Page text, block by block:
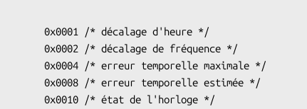
0x0001 /* décalage d'heure */
0x0002 /* décalage de fréquence */
0x0004 /* erreur temporelle maximale */
0x0008 /* erreur temporelle estimée */
0x0010 /* état de l'horloge */